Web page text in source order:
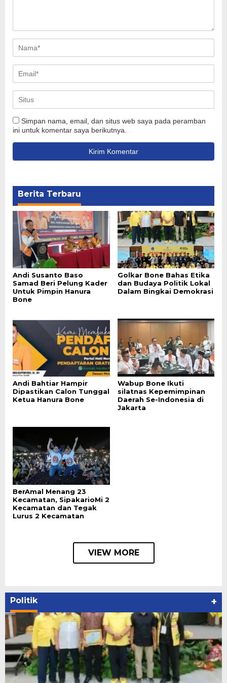
Simpan nama, email, dan situs web saya pada peramban
ini untuk komentar saya berikutnya.
Berita Terbaru
Andi Susanto Baso
Samad Beri Pelung Kader
Untuk Pimpin Hanura
Bone
Golkar Bone Bahas Etika
dan Budaya Politik Lokal
Dalam Bingkai Demokrasi
Andi Bahtiar Hampir
Dipastikan Calon Tunggal
Ketua Hanura Bone
Wabup Bone Ikuti
silatnas Kepemimpinan
Daerah Se-Indonesia di
Jakarta
BerAmal Menang 23
Kecamatan, SipakarioMi 2
Kecamatan dan Tegak
Lurus 2 Kecamatan
VIEW MORE
Politik +